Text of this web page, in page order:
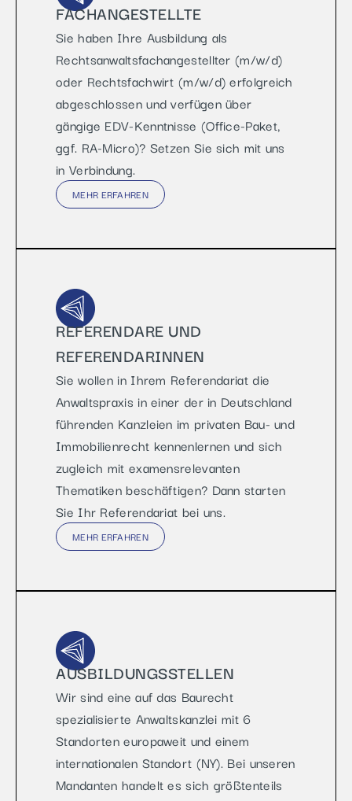
FACHANGESTELLTE
Sie haben Ihre Ausbildung als
Rechtsanwaltsfachangestellter (m/w/d)
oder Rechtsfachwirt (m/w/d) erfolgreich
abgeschlossen und verfügen über
gängige EDV-Kenntnisse (Office-Paket,
ggf. RA-Micro)? Setzen Sie sich mit uns
in Verbindung.
MEHR ERFAHREN
REFERENDARE UND
REFERENDARINNEN
Sie wollen in Ihrem Referendariat die
Anwaltspraxis in einer der in Deutschland
führenden Kanzleien im privaten Bau- und
Immobilienrecht kennenlernen und sich
zugleich mit examensrelevanten
Thematiken beschäftigen? Dann starten
Sie Ihr Referendariat bei uns.
MEHR ERFAHREN
AUSBILDUNGSSTELLEN
Wir sind eine auf das Baurecht
spezialisierte Anwaltskanzlei mit 6
Standorten europaweit und einem
internationalen Standort (NY). Bei unseren
Mandanten handelt es sich größtenteils